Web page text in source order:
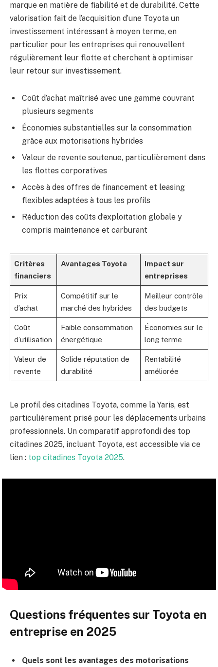
marque en matière de fiabilité et de durabilité. Cette
valorisation fait de l’acquisition d’une Toyota un
investissement intéressant à moyen terme, en
particulier pour les entreprises qui renouvellent
régulièrement leur flotte et cherchent à optimiser
leur retour sur investissement.
Coût d’achat maîtrisé avec une gamme couvrant
plusieurs segments
Économies substantielles sur la consommation
grâce aux motorisations hybrides
Valeur de revente soutenue, particulièrement dans
les flottes corporatives
Accès à des offres de financement et leasing
flexibles adaptées à tous les profils
Réduction des coûts d’exploitation globale y
compris maintenance et carburant
Critères
financiers
Avantages Toyota
Impact sur
entreprises
Prix
d’achat
Compétitif sur le
marché des hybrides
Meilleur contrôle
des budgets
Coût
d’utilisation
Faible consommation
énergétique
Économies sur le
long terme
Valeur de
revente
Solide réputation de
durabilité
Rentabilité
améliorée
Le profil des citadines Toyota, comme la Yaris, est
particulièrement prisé pour les déplacements urbains
professionnels. Un comparatif approfondi des top
citadines 2025, incluant Toyota, est accessible via ce
lien : top citadines Toyota 2025.
Questions fréquentes sur Toyota en
entreprise en 2025
Quels sont les avantages des motorisations